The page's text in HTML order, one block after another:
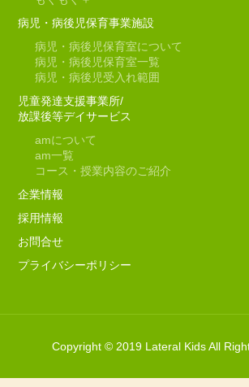
病児・病後児保育事業施設
病児・病後児保育室について
病児・病後児保育室一覧
病児・病後児受入れ範囲
児童発達支援事業所/
放課後等デイサービス
amについて
am一覧
コース・授業内容のご紹介
企業情報
採用情報
お問合せ
プライバシーポリシー
Copyright © 2019 Lateral Kids All